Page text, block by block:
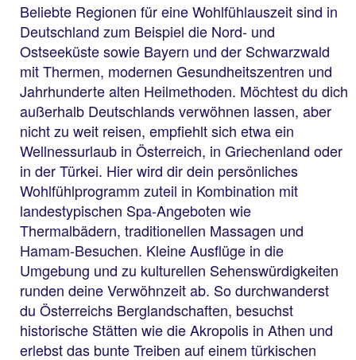
Beliebte Regionen für eine Wohlfühlauszeit sind in
Deutschland zum Beispiel die Nord- und
Ostseeküste sowie Bayern und der Schwarzwald
mit Thermen, modernen Gesundheitszentren und
Jahrhunderte alten Heilmethoden. Möchtest du dich
außerhalb Deutschlands verwöhnen lassen, aber
nicht zu weit reisen, empfiehlt sich etwa ein
Wellnessurlaub in Österreich, in Griechenland oder
in der Türkei. Hier wird dir dein persönliches
Wohlfühlprogramm zuteil in Kombination mit
landestypischen Spa-Angeboten wie
Thermalbädern, traditionellen Massagen und
Hamam-Besuchen. Kleine Ausflüge in die
Umgebung und zu kulturellen Sehenswürdigkeiten
runden deine Verwöhnzeit ab. So durchwanderst
du Österreichs Berglandschaften, besuchst
historische Stätten wie die Akropolis in Athen und
erlebst das bunte Treiben auf einem türkischen